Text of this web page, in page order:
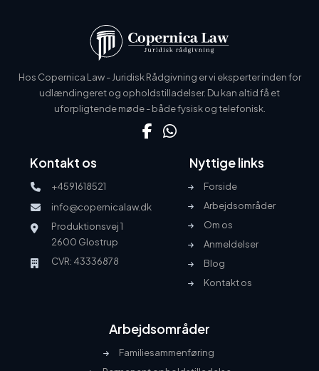
Hos Copernica Law - Juridisk Rådgivning er vi eksperter inden for
udlændingeret og opholdstilladelser. Du kan altid få et
uforpligtende møde - både fysisk og telefonisk.
Nyttige links
Forside
Arbejdsområder
Om os
Anmeldelser
Blog
Kontakt os
Arbejdsområder
Familiesammenføring
Kontakt os
+4591618521
info@copernicalaw.dk
Produktionsvej 1
2600 Glostrup
CVR: 43336878